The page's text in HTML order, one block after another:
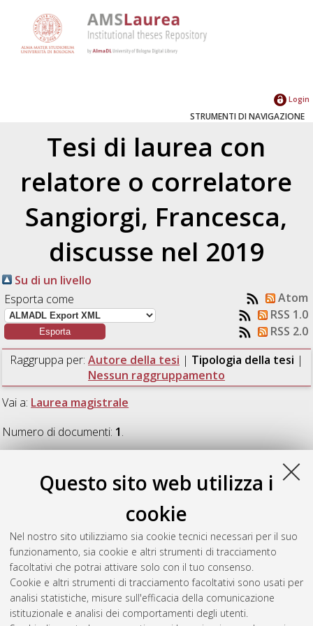
Questo sito web utilizza i
cookie
Nel nostro sito utilizziamo sia cookie tecnici necessari per il suo
funzionamento, sia cookie e altri strumenti di tracciamento
facoltativi che potrai attivare solo con il tuo consenso.
Cookie e altri strumenti di tracciamento facoltativi sono usati per
analisi statistiche, misure sull'efficacia della comunicazione
istituzionale e analisi dei comportamenti degli utenti.
Login
STRUMENTI DI NAVIGAZIONE
Tesi di laurea con
relatore o correlatore
Sangiorgi, Francesca,
discusse nel 2019
Su di un livello
Esporta come
Atom
RSS 1.0
RSS 2.0
Raggruppa per: Autore della tesi | Tipologia della tesi |
Nessun raggruppamento
Vai a: Laurea magistrale
Numero di documenti: 1.
Laurea magistrale
(2019)Palynological content of surface
paleoreconstructions.[Laurea magistrale], Università di
Bologna, Corso di Studio in Geologia e territorio [LM-DM270]
Documento full-text non disponibile
Questa lista e' stata generata ilSat Aug 8 08:15:27 2026